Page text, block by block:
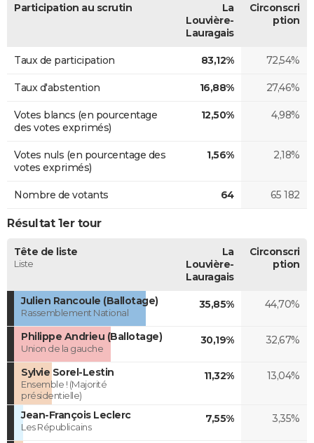
Participation au scrutin
La
Louvière-
Lauragais
Circonscri
ption
Taux de participation 83,12% 72,54%
Taux d'abstention 16,88% 27,46%
Votes blancs (en pourcentage
des votes exprimés)
12,50% 4,98%
Votes nuls (en pourcentage des
votes exprimés)
1,56% 2,18%
Nombre de votants 64 65 182
Résultat 1er tour
Tête de liste
Liste
La
Louvière-
Lauragais
Circonscri
ption
Julien Rancoule (Ballotage)
Rassemblement National
35,85% 44,70%
Philippe Andrieu (Ballotage)
Union de la gauche
30,19% 32,67%
Sylvie Sorel-Lestin
Ensemble ! (Majorité
présidentielle)
11,32% 13,04%
Jean-François Leclerc
Les Républicains
7,55% 3,35%